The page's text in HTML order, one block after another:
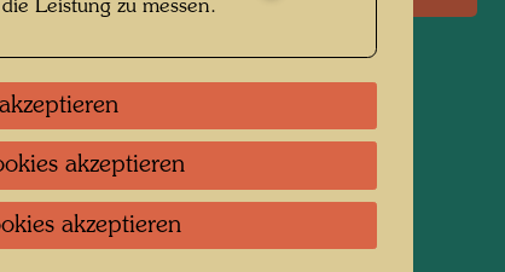
Leistung zu messen.
akzeptieren
akzeptieren